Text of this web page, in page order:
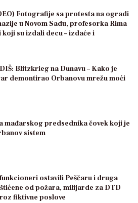
Fotografije sa protesta na ogradi
u Novom Sadu, profesorka Rima
koji su izdali decu – izdaće i
Blitzkrieg na Dunavu – Kako je
demontirao Orbanovu mrežu moći
mađarskog predsednika čovek koji je
sistem
funkcioneri ostavili Peščaru i druga
od požara, milijarde za DTD
fiktivne poslove